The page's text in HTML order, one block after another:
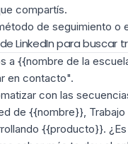
compartís.
de seguimiento o
LinkedIn para
a {{nombre de la
en contacto".
con las
de {{nombre}},
{{producto}}.